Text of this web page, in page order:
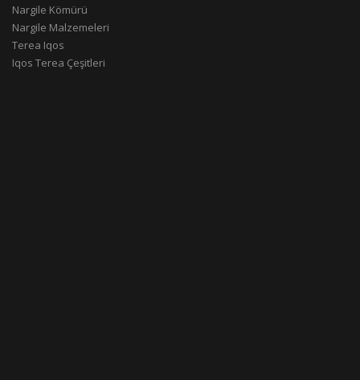
Nargile Kömürü
Nargile Malzemeleri
Terea Iqos
Iqos Terea Çeşitleri